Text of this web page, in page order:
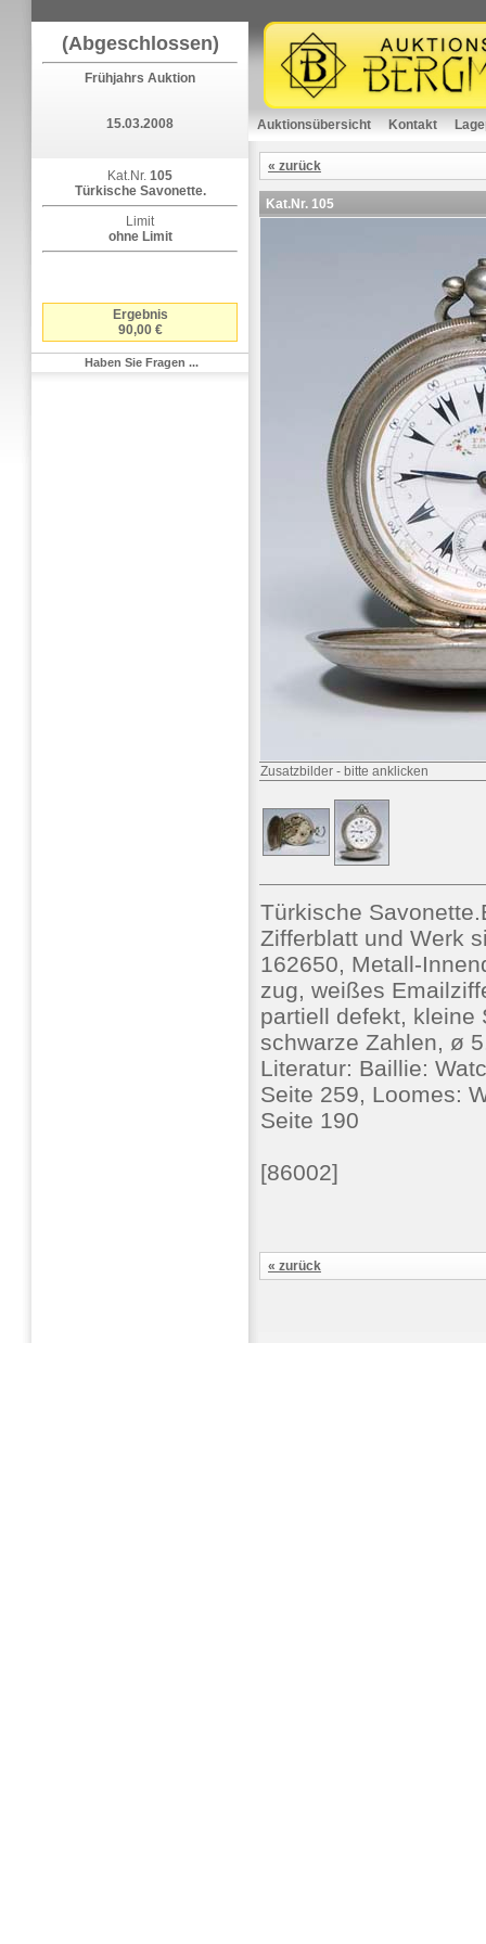
(Abgeschlossen)
Frühjahrs Auktion
15.03.2008
Kat.Nr. 105
Türkische Savonette.
Limit
ohne Limit
Ergebnis
90,00 €
Haben Sie Fragen ...
Auktionsübersicht Kontakt
« zurück
Kat.Nr. 105
Zusatzbilder - bitte anklicken
Türkische
Zifferblatt und Werk
162650, Metall-
zug, weißes
partiell defekt, kleine
schwarze Zahlen, ø
Literatur: Baillie:
Seite 259, Loomes:
Seite 190
[86002]
« zurück